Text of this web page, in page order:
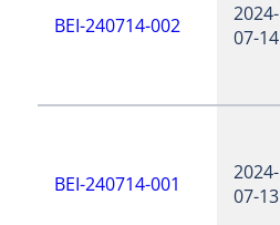
BEI-240714-002
2024-
07-14
BEI-240714-001
2024-
07-13